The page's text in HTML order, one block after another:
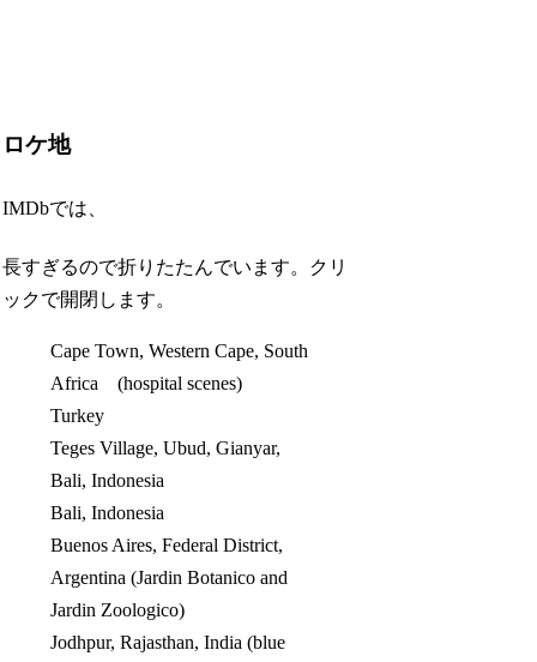
ロケ地
IMDbでは、
長すぎるので折りたたんでいます。クリ
ックで開閉します。
Cape Town, Western Cape, South
Africa (hospital scenes)
Turkey
Teges Village, Ubud, Gianyar,
Bali, Indonesia
Bali, Indonesia
Buenos Aires, Federal District,
Argentina (Jardin Botanico and
Jardin Zoologico)
Jodhpur, Rajasthan, India (blue